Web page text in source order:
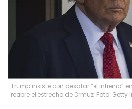
Trump insiste con desatar “el infierno”
reabre el estrecho de Ormuz. Foto: Getty